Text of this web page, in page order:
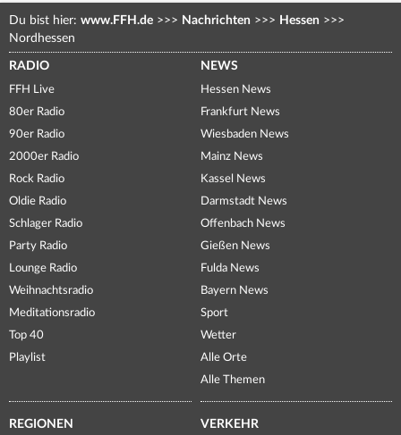
Du bist hier: www.FFH.de >>> Nachrichten >>> Hessen >>>
Nordhessen
RADIO
FFH Live
80er Radio
90er Radio
2000er Radio
Rock Radio
Oldie Radio
Schlager Radio
Party Radio
Lounge Radio
Weihnachtsradio
Meditationsradio
Top 40
Playlist
NEWS
Hessen News
Frankfurt News
Wiesbaden News
Mainz News
Kassel News
Darmstadt News
Offenbach News
Gießen News
Fulda News
Bayern News
Sport
Wetter
Alle Orte
Alle Themen
REGIONEN VERKEHR